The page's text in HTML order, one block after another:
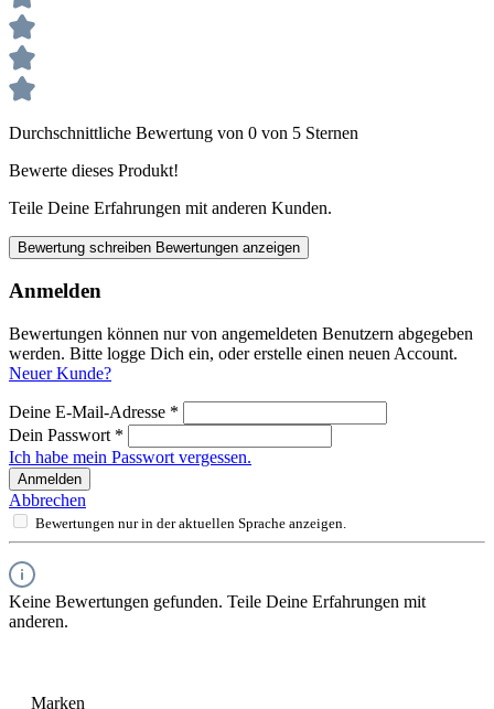
Durchschnittliche Bewertung von 0 von 5 Sternen
Bewerte dieses Produkt!
Teile Deine Erfahrungen mit anderen Kunden.
Bewertung schreiben Bewertungen anzeigen
Anmelden
Bewertungen können nur von angemeldeten Benutzern abgegeben
werden. Bitte logge Dich ein, oder erstelle einen neuen Account.
Neuer Kunde?
Deine E-Mail-Adresse *
Dein Passwort *
Ich habe mein Passwort vergessen.
Anmelden
Abbrechen
Bewertungen nur in der aktuellen Sprache anzeigen.
Keine Bewertungen gefunden. Teile Deine Erfahrungen mit
anderen.
Marken